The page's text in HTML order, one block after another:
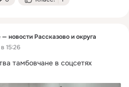
новости Рассказово и округа
15:26
тамбовчане в соцсетях